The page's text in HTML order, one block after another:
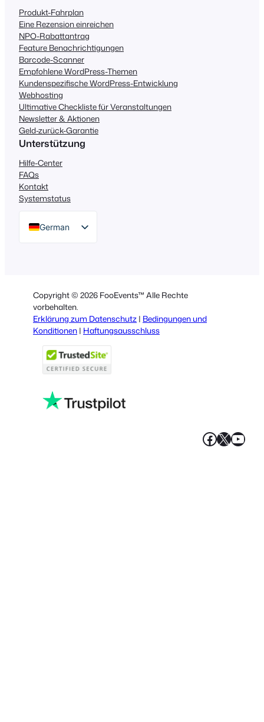
Produkt-Fahrplan
Eine Rezension einreichen
NPO-Rabattantrag
Feature Benachrichtigungen
Barcode-Scanner
Empfohlene WordPress-Themen
Kundenspezifische WordPress-Entwicklung
Webhosting
Ultimative Checkliste für Veranstaltungen
Newsletter & Aktionen
Geld-zurück-Garantie
Unterstützung
Hilfe-Center
FAQs
Kontakt
Systemstatus
German
Italian
Portuguese
French
Polish
Copyright © 2026 FooEvents™ Alle Rechte
vorbehalten.
Erklärung zum Datenschutz | Bedingungen und
Konditionen | Haftungsausschluss
X